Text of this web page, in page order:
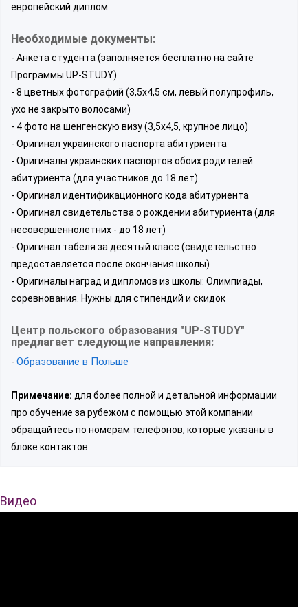
европейский диплом
Необходимые документы:
- Анкета студента (заполняется бесплатно на сайте
Программы UP-STUDY)
- 8 цветных фотографий (3,5х4,5 см, левый полупрофиль,
ухо не закрыто волосами)
- 4 фото на шенгенскую визу (3,5х4,5, крупное лицо)
- Оригинал украинского паспорта абитуриента
- Оригиналы украинских паспортов обоих родителей
абитуриента (для участников до 18 лет)
- Оригинал идентификационного кода абитуриента
- Оригинал свидетельства о рождении абитуриента (для
несовершеннолетних - до 18 лет)
- Оригинал табеля за десятый класс (свидетельство
предоставляется после окончания школы)
- Оригиналы наград и дипломов из школы: Олимпиады,
соревнования. Нужны для стипендий и скидок
Центр польского образования "UP-STUDY"
предлагает следующие направления:
- Образование в Польше
Примечание: для более полной и детальной информации
про обучение за рубежом с помощью этой компании
обращайтесь по номерам телефонов, которые указаны в
блоке контактов.
Видео